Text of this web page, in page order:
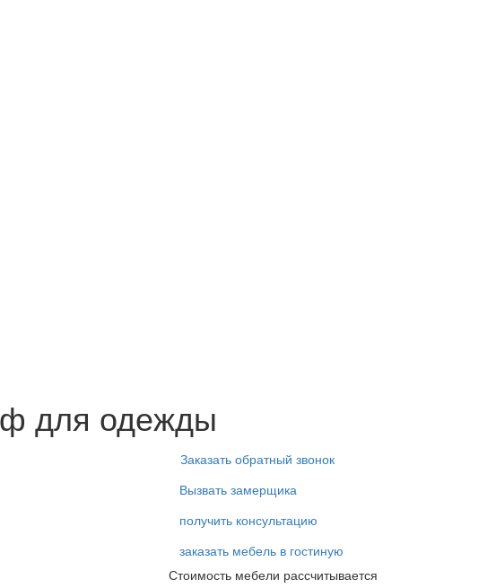
для одежды
Заказать обратный звонок
Вызвать замерщика
получить консультацию
заказать мебель в гостиную
Стоимость мебели рассчитывается